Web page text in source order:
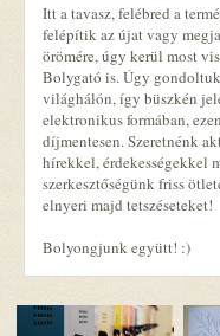
Itt a tavasz, felébred a
felépítik az újat vagy
örömére, úgy kerül most
Bolygató is. Úgy
világhálón, így büszkén
elektronikus formában,
díjmentesen. Szeretnénk
hírekkel, érdekességekkel
szerkesztőségünk friss
elnyeri majd tetszéseteket!
Bolyongjunk együtt! :)